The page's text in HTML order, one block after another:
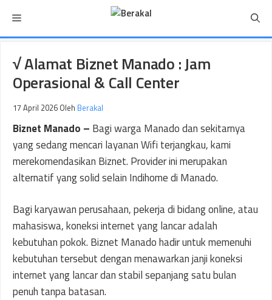
isi
Menu
√ Alamat Biznet Manado : Jam
Operasional & Call Center
17 April 2026 Oleh Berakal
Biznet Manado – Bagi warga Manado dan sekitarnya
yang sedang mencari layanan Wifi terjangkau, kami
merekomendasikan Biznet. Provider ini merupakan
alternatif yang solid selain Indihome di Manado.
Bagi karyawan perusahaan, pekerja di bidang online, atau
mahasiswa, koneksi internet yang lancar adalah
kebutuhan pokok. Biznet Manado hadir untuk memenuhi
kebutuhan tersebut dengan menawarkan janji koneksi
internet yang lancar dan stabil sepanjang satu bulan
penuh tanpa batasan.